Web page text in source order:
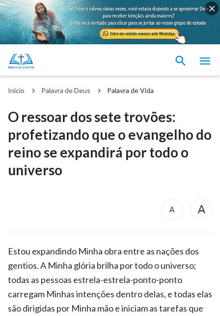
Início Palavra de Deus Palavra de Vida
O ressoar dos sete trovões:
profetizando que o evangelho do
reino se expandirá por todo o
universo
Estou expandindo Minha obra entre as nações dos
gentios. A Minha glória brilha por todo o universo;
todas as pessoas estrela-estrela-ponto-ponto
carregam Minhas intenções dentro delas, e todas elas
são dirigidas por Minha mão e iniciam as tarefas que